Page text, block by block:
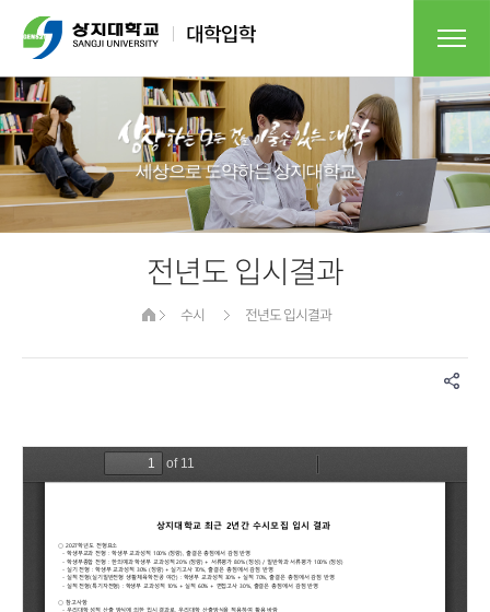
세상으로 도약하는 상지대학교​
전년도 입시결과
수시 전년도 입시결과